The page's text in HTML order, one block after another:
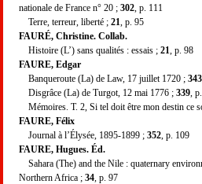
nationale de France n° 20 ; 302 , p. 111
Terre, terreur, liberté ; 21 , p. 95
FAURÉ, Christine. Collab.
Histoire (L’) sans qualités : essais ; 21 , p. 98
FAURE, Edgar
Banqueroute (La) de Law, 17 juillet 1720 ; 343
Disgrâce (La) de Turgot, 12 mai 1776 ; 339 ,
Mémoires. T. 2, Si tel doit être mon destin ce
FAURE, Félix
Journal à l’Élysée, 1895-1899 ; 352 , p. 109
FAURE, Hugues. Éd.
Sahara (The) and the Nile : quaternary
Northern Africa ; 34 , p. 97